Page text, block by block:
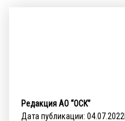
Редакция АО “ОСК”
Дата публикации: 04.07.2022